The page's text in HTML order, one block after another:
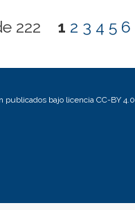
222 1 2 3 4 5 6
publicados bajo licencia CC-BY 4.0